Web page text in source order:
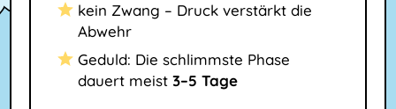
kein Zwang – Druck verstärkt die
Abwehr
Geduld: Die schlimmste Phase
dauert meist3–5 Tage